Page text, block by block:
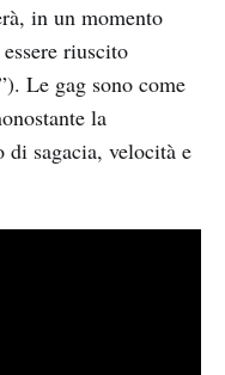
in un momento
riuscito
Le gag sono come
la
sagacia, velocità e